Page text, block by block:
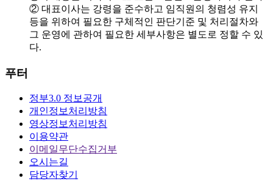
② 대표이사는 강령을 준수하고 임직원의 청렴성 유지
등을 위하여 필요한 구체적인 판단기준 및 처리절차와
그 운영에 관하여 필요한 세부사항은 별도로 정할 수 있
다.
푸터
정부3.0 정보공개
개인정보처리방침
영상정보처리방침
이용약관
이메일무단수집거부
오시는길
담당자찾기